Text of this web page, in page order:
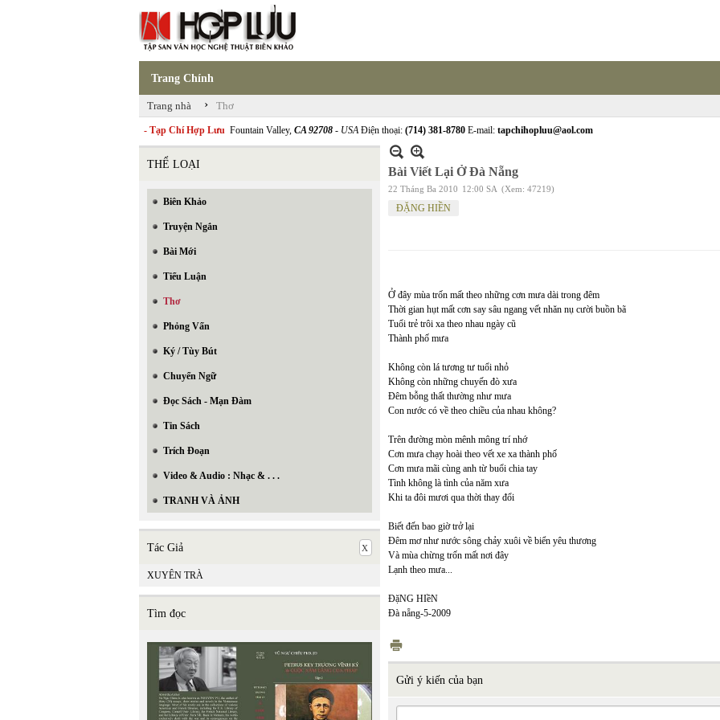
Trang Chính
Trang nhà › Thơ
- Tạp Chí Hợp Lưu Fountain Valley, CA 92708 - USAĐiện thoại: (714) 381-8780 E-mail: tapchihopluu@aol.com
THỂ LOẠI
Biên Khảo
Truyện Ngắn
Bài Mới
Tiểu Luận
Thơ
Phỏng Vấn
Ký / Tùy Bút
Chuyển Ngữ
Đọc Sách - Mạn Đàm
Tin Sách
Trích Đoạn
Video & Audio : Nhạc & . . .
TRANH VÀ ẢNH
Tác Giả
XUYÊN TRÀ
Tìm đọc
Bài Viết Lại Ở Đà Nẵng
22 Tháng Ba 2010 12:00 SA (Xem: 47219)
ĐẶNG HIỀN
Ở đây mùa trốn mất theo những cơn mưa dài trong đêm
Thời gian hụt mất cơn say sâu ngang vết nhăn nụ cười buồn bã
Tuổi trẻ trôi xa theo nhau ngày cũ
Thành phố mưa
Không còn lá tương tư tuổi nhỏ
Không còn những chuyến đò xưa
Đêm bỗng thất thường như mưa
Con nước có về theo chiều của nhau không?
Trên đường mòn mênh mông trí nhớ
Cơn mưa chạy hoài theo vết xe xa thành phố
Cơn mưa mãi cùng anh từ buổi chia tay
Tình không là tình của năm xưa
Khi ta đôi mươi qua thời thay đổi
Biết đến bao giờ trở lại
Đêm mơ như nước sông chảy xuôi về biển yêu thương
Và mùa chừng trốn mất nơi đây
Lạnh theo mưa...
ĐặNG HIềN
Đà nẵng-5-2009
Gửi ý kiến của bạn